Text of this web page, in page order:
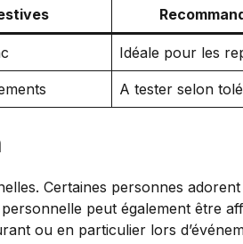
Idéale pour les
A tester selon
Certaines personnes
peut également être
ou en particulier lors